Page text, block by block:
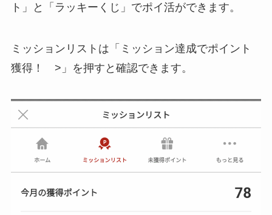
ト」と「ラッキーくじ」でポイ活ができます。
ミッションリストは「ミッション達成でポイント
獲得！ >」を押すと確認できます。